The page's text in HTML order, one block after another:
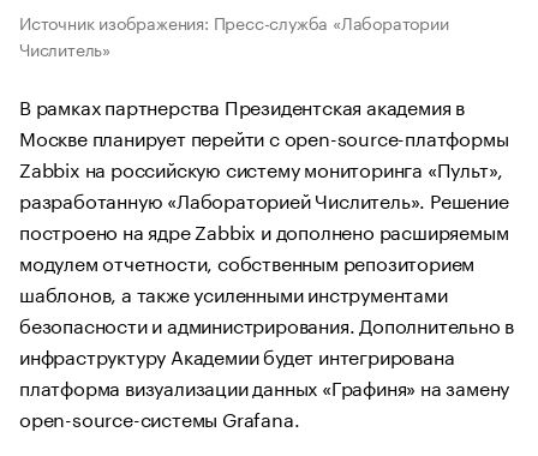
Источник изображения: Пресс-служба «Лаборатории
Числитель»
В рамках партнерства Президентская академия в
Москве планирует перейти с open-source-платформы
Zabbix на российскую систему мониторинга «Пульт»,
разработанную «Лабораторией Числитель». Решение
построено на ядре Zabbix и дополнено расширяемым
модулем отчетности, собственным репозиторием
шаблонов, а также усиленными инструментами
безопасности и администрирования. Дополнительно в
инфраструктуру Академии будет интегрирована
платформа визуализации данных «Графиня» на замену
open-source-системы Grafana.